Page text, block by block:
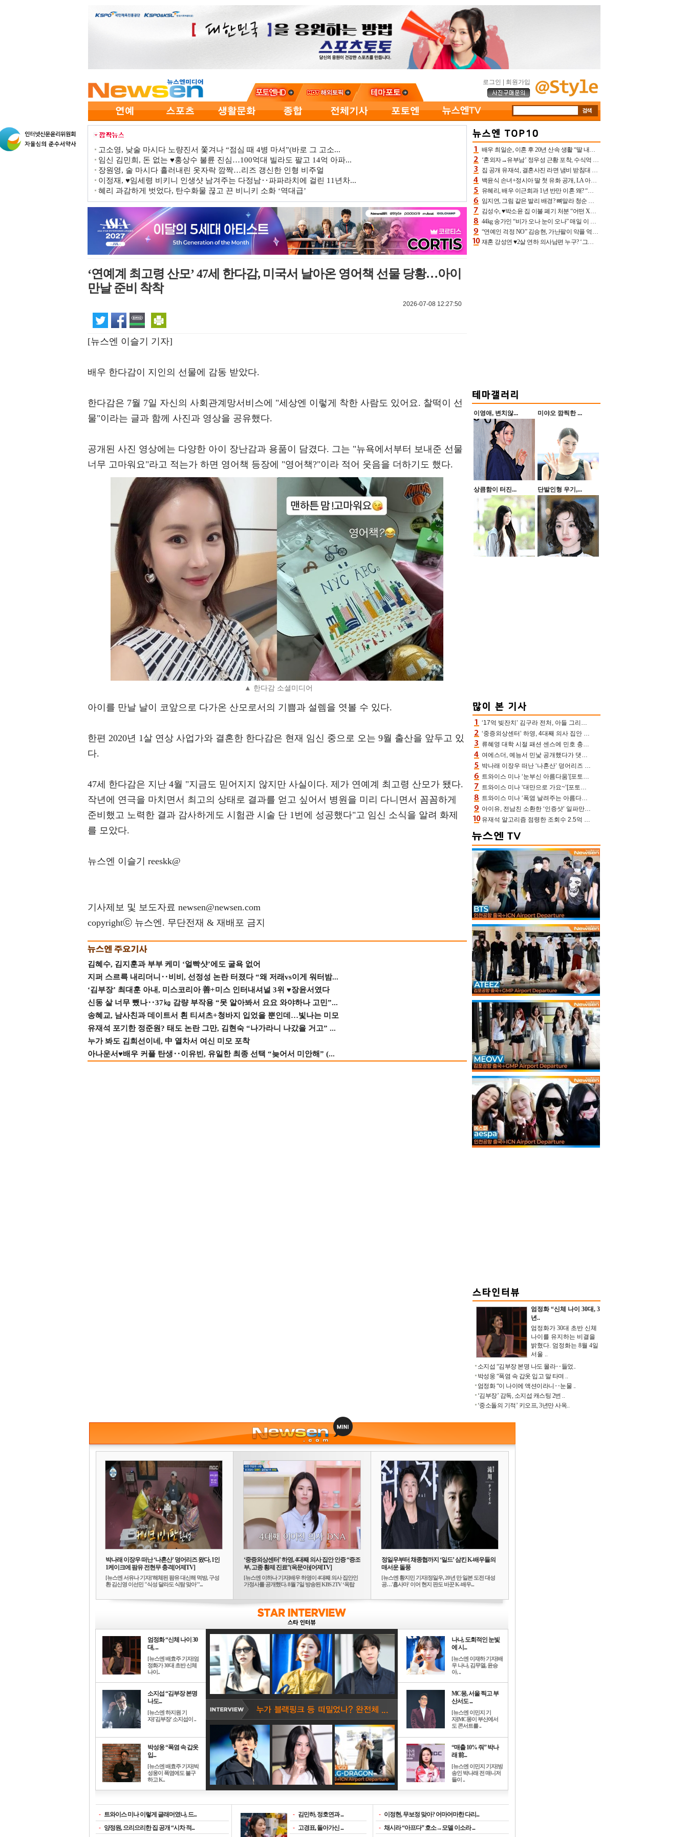
로그인 회원가입
고소영, 낮술 마시다 노량진서 쫓겨나 “점심 때 4병 마셔”(바로 그 고소...
임신 김민희, 돈 없는 ♥홍상수 불륜 진심…100억대 빌라도 팔고 14억 아파...
장원영, 술 마시다 흘러내린 옷자락 깜짝…리즈 갱신한 인형 비주얼
이정재, ♥임세령 비키니 인생샷 남겨주는 다정남‥파파라치에 걸린 11년차...
혜리 과감하게 벗었다, 탄수화물 끊고 끈 비니키 소화 ‘역대급’
‘연예계 최고령 산모’ 47세 한다감, 미국서 날아온 영어책 선물 당황…아이
만날 준비 착착
2026-07-08 12:27:50
[뉴스엔 이슬기 기자]
배우 한다감이 지인의 선물에 감동 받았다.
한다감은 7월 7일 자신의 사회관계망서비스에 "세상엔 이렇게 착한 사람도 있어요. 찰떡이 선
물"이라는 글과 함께 사진과 영상을 공유했다.
공개된 사진 영상에는 다양한 아이 장난감과 용품이 담겼다. 그는 "뉴욕에서부터 보내준 선물
너무 고마워요"라고 적는가 하면 영어책 등장에 "영어책?"이라 적어 웃음을 더하기도 했다.
▲ 한다감 소셜미디어
아이를 만날 날이 코앞으로 다가온 산모로서의 기쁨과 설렘을 엿볼 수 있다.
한편 2020년 1살 연상 사업가와 결혼한 한다감은 현재 임신 중으로 오는 9월 출산을 앞두고 있
다.
47세 한다감은 지난 4월 "지금도 믿어지지 않지만 사실이다. 제가 연예계 최고령 산모가 됐다.
작년에 연극을 마치면서 최고의 상태로 결과를 얻고 싶어서 병원을 미리 다니면서 꼼꼼하게
준비했고 노력한 결과 감사하게도 시험관 시술 단 1번에 성공했다"고 임신 소식을 알려 화제
를 모았다.
뉴스엔 이슬기 reeskk@
기사제보 및 보도자료 newsen@newsen.com
copyrightⓒ 뉴스엔. 무단전재 & 재배포 금지
김혜수, 김지훈과 부부 케미 ‘얼빡샷’에도 굴욕 없어
지퍼 스르륵 내리더니‥비비, 선정성 논란 터졌다 “왜 저래vs이게 워터밤...
‘김부장’ 최대훈 아내, 미스코리아 善+미스 인터내셔널 3위 ♥장윤서였다
신동 살 너무 뺐나‥37㎏ 감량 부작용 “못 알아봐서 요요 와야하나 고민”...
송혜교, 남사친과 데이트서 흰 티셔츠+청바지 입었을 뿐인데…빛나는 미모
유재석 포기한 정준원? 태도 논란 그만, 김현숙 “나가라니 나갔을 거고” ...
누가 봐도 김희선이네, 中 열차서 여신 미모 포착
아나운서♥배우 커플 탄생‥이유빈, 유일한 최종 선택 “늦어서 미안해” (...
배우 최일순, 이혼 후 20년 산속 생활 “딸 내가 버렸다고 원망‥맘 아파”(특종)[어제TV]
‘혼외자→유부남’ 정우성 근황 포착, 수식억 해킹 피해 후배 만났다 “존경하는”
집 공개 유재석, 결혼사진 라면 냄비 받침대 되고 분노‥가족사진도 피해(놀뭐)[어제TV]
백윤식 손녀+정시아 딸 첫 유화 공개, LA 아트쇼→서울국제조각페스타 작가다운 수준급 실력
유혜리, 배우 이근희과 1년 반만 이혼 왜? “식칼 꽂고 의자 던져” 충격 폭로(특종)[어제TV]
임지연, 그림 같은 발리 배경? 뼈말라 청순 비키니 핏에 상대 안 되네
김성수, ♥박소윤 집 이불 폐기 처분 “어떤 X이랑 썼을지 몰라” 질투(신랑수업2)[어제TV]
44kg 송가인 “비가 오나 눈이 오나” 매일 이 운동, 허벅지 근육량 상승+체지방 감소
“연예인 걱정 NO” 김승현, 가난팔이 악플 억울할만‥아내+딸과 日 여행
재혼 강성연 ♥2살 연하 의사남편 누구? ‘그알’ 자문의에 훈남 비주얼 초엘리트 스펙 [종합]
이영애, 변치않... 미야오 깜찍한 ...
상큼함이 터진... 단발인형 우기,...
‘17억 빚잔치’ 김구라 전처, 아들 그리는 “나 뿐인데” 친엄마 챙기는 효심 눈길
‘중증외상센터’ 하영, 4대째 의사 집안 인증 “증조부, 고종 황제 진료”(옥문아)[어제TV]
류혜영 대학 시절 패션 센스에 민호 충격 “레몬색 레깅스에 다리 없는 줄”(나혼산)
여에스더, 예능서 민낯 공개했다가 댓글에 충격 “눈 왜 저렇게 처졌냐고”(에스더TV)
박나래 이장우 떠난 ‘나혼산’ 덩어리즈 왔다, 1인 1케이크에 팜유 전현무 충격[어제TV]
트와이스 미나 ‘눈부신 아름다움’[포토엔HD]
트와이스 미나 ‘대만으로 가요~’[포토엔HD]
트와이스 미나 ‘폭염 날려주는 아름다움’[포토엔HD]
아이유, 전남친 소환한 ‘인증샷’ 일파만파 속…남사친 변우석 선물도 남겼나 ‘훈훈’
유재석 알고리즘 점령한 조회수 2.5억 신박한 다비치, 강민경 덩달아 긴장(해투)
엄정화 “신체 나이 30대, 3
년..
엄정화가 30대 초반 신체
나이를 유지하는 비결을
밝혔다. 엄정화는 8월 4일
서울 ..
소지섭 “김부장 본명 나도 몰라‥들었..
박성웅 “폭염 속 갑옷 입고 말 타며 ..
엄정화 “이 나이에 액션이라니‥눈물 ..
‘김부장’ 감독, 소지섭 캐스팅 2번 ..
‘중소돌의 기적’ 키오프, 3년만 사옥..
박나래 이장우 떠난 ‘나혼산’ 덩어리즈 왔다, 1인
1케이크에 팜유 전현무 충격[어제TV]
[뉴스엔 서유나 기자]'해체된 팜유 대신해 먹방, 구성
환 김신영 이선민 "식성 달라도 식탐 맞아"'...
‘중증외상센터’ 하영, 4대째 의사 집안 인증 “증조
부, 고종 황제 진료”(옥문아)[어제TV]
[뉴스엔 이하나 기자]배우 하영이 4대째 의사 집안인
가정사를 공개했다. 8월 7일 방송된 KBS 2TV ‘옥탑
정일우부터 채종협까지 ‘일드’ 삼킨 K-배우들의
매서운 돌풍
[뉴스엔 황지민 기자]정일우, 20년 만 일본 도전 대성
공…'횹사마' 이어 현지 판도 바꾼 K-배우...
엄정화 “신체 나이 30
대, ...
[뉴스엔 배효주 기자]엄
정화가 30대 초반 신체
나이..
소지섭 “김부장 본명
나도...
[뉴스엔 하지원 기
자]'김부장' 소지섭이 ..
박성웅 “폭염 속 갑옷
입...
[뉴스엔 배효주 기자]박
성웅이 폭염에도 불구
하고 K..
나나, 도회적인 눈빛
에 시...
[뉴스엔 이재하 기자]배
우 나나, 김무열, 윤승
아, ..
MC몽, 서울 찍고 부
산서도 ...
[뉴스엔 이민지 기
자]MC몽이 부산에서
도 콘서트를 ..
“매출 10% 줘” 박나
래 前...
[뉴스엔 이민지 기자]방
송인 박나래 전 매니저
들이 ..
- 트와이스 미나 이렇게 글래머였나, 드...
- 양정원, 으리으리한 집 공개 “시차 적...
- 김민하, 정호연과 ...
- 고경표, 돌아가신 ...
- 이정현, 무보정 맞아? 어마어마한 다리...
- 채시라 “아프다” 호소→모델 이소라 ...